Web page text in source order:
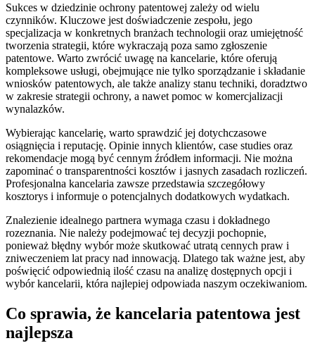
Sukces w dziedzinie ochrony patentowej zależy od wielu
czynników. Kluczowe jest doświadczenie zespołu, jego
specjalizacja w konkretnych branżach technologii oraz umiejętność
tworzenia strategii, które wykraczają poza samo zgłoszenie
patentowe. Warto zwrócić uwagę na kancelarie, które oferują
kompleksowe usługi, obejmujące nie tylko sporządzanie i składanie
wniosków patentowych, ale także analizy stanu techniki, doradztwo
w zakresie strategii ochrony, a nawet pomoc w komercjalizacji
wynalazków.
Wybierając kancelarię, warto sprawdzić jej dotychczasowe
osiągnięcia i reputację. Opinie innych klientów, case studies oraz
rekomendacje mogą być cennym źródłem informacji. Nie można
zapominać o transparentności kosztów i jasnych zasadach rozliczeń.
Profesjonalna kancelaria zawsze przedstawia szczegółowy
kosztorys i informuje o potencjalnych dodatkowych wydatkach.
Znalezienie idealnego partnera wymaga czasu i dokładnego
rozeznania. Nie należy podejmować tej decyzji pochopnie,
ponieważ błędny wybór może skutkować utratą cennych praw i
zniweczeniem lat pracy nad innowacją. Dlatego tak ważne jest, aby
poświęcić odpowiednią ilość czasu na analizę dostępnych opcji i
wybór kancelarii, która najlepiej odpowiada naszym oczekiwaniom.
Co sprawia, że kancelaria patentowa jest
najlepsza